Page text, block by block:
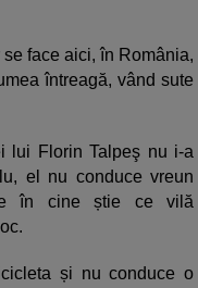
face aici, în România,
întreagă, vând sute
lui Florin Talpeş nu i-a
el nu conduce vreun
în cine știe ce vilă
și nu conduce o